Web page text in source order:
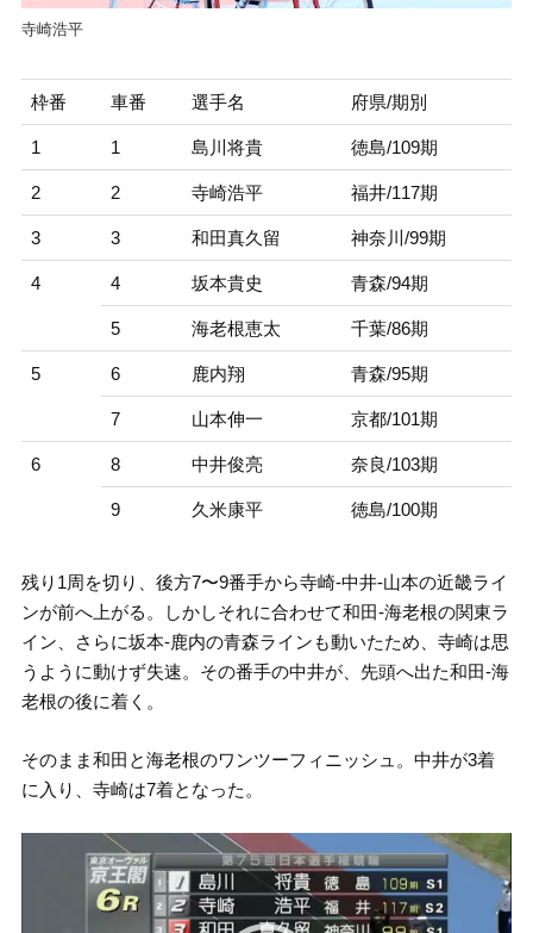
寺崎浩平
枠番 車番 選手名 府県/期別
1 1 島川将貴 徳島/109期
2 2 寺崎浩平 福井/117期
3 3 和田真久留 神奈川/99期
4 4 坂本貴史 青森/94期
5 海老根恵太 千葉/86期
5 6 鹿内翔 青森/95期
7 山本伸一 京都/101期
6 8 中井俊亮 奈良/103期
9 久米康平 徳島/100期
残り1周を切り、後方7〜9番手から寺崎-中井-山本の近畿ライ
ンが前へ上がる。しかしそれに合わせて和田-海老根の関東ラ
イン、さらに坂本-鹿内の青森ラインも動いたため、寺崎は思
うように動けず失速。その番手の中井が、先頭へ出た和田-海
老根の後に着く。
そのまま和田と海老根のワンツーフィニッシュ。中井が3着
に入り、寺崎は7着となった。